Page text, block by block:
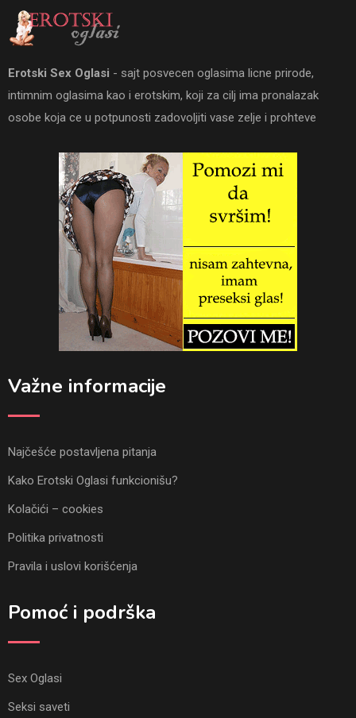
Erotski Sex Oglasi - sajt posvecen oglasima licne prirode,
intimnim oglasima kao i erotskim, koji za cilj ima pronalazak
osobe koja ce u potpunosti zadovoljiti vase zelje i prohteve
Važne informacije
Najčešće postavljena pitanja
Kako Erotski Oglasi funkcionišu?
Kolačići – cookies
Politika privatnosti
Pravila i uslovi korišćenja
Pomoć i podrška
Sex Oglasi
Seksi saveti